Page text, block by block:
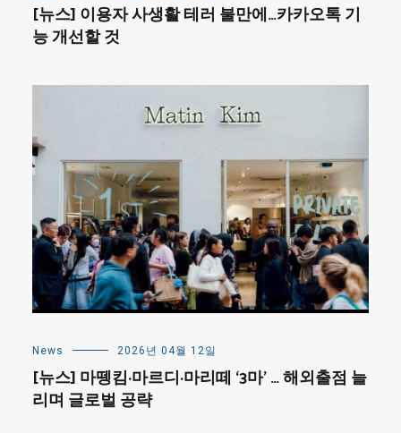
[뉴스] 이용자 사생활 테러 불만에…카카오톡 기
능 개선할 것
News 2026년 04월 12일
[뉴스] 마뗑킴·마르디·마리떼 ‘3마’ … 해외출점 늘
리며 글로벌 공략